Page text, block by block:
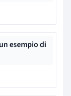
esempio di